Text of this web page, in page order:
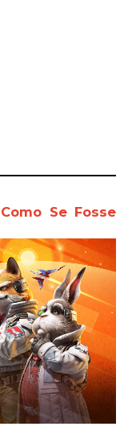
Se Fosse